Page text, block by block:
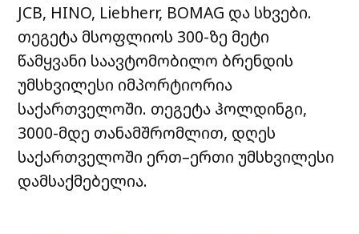
JCB, HINO, Liebherr, BOMAG და სხვები.
თეგეტა მსოფლიოს 300-ზე მეტი
წამყვანი საავტომობილო ბრენდის
უმსხვილესი იმპორტიორია
საქართველოში. თეგეტა ჰოლდინგი,
3000-მდე თანამშრომლით, დღეს
საქართველოში ერთ–ერთი უმსხვილესი
დამსაქმებელია.